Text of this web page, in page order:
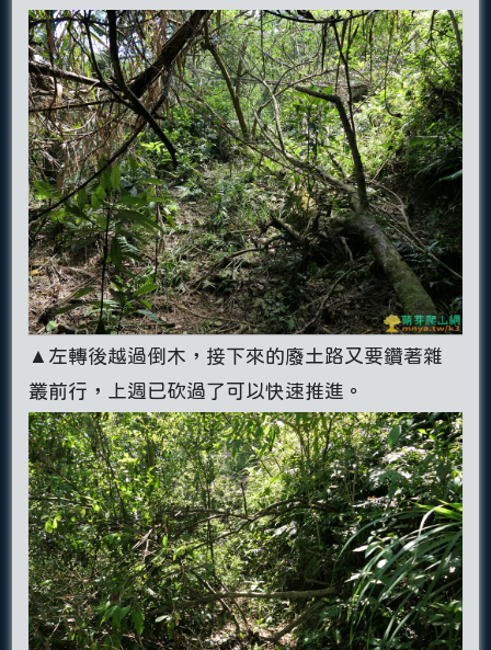
▲左轉後越過倒木，接下來的廢土路又要鑽著雜
叢前行，上週已砍過了可以快速推進。